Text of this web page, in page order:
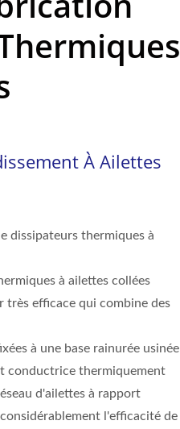
À Ailettes
dissipateurs thermiques à
à ailettes collées
très efficace qui combine des
à une base rainurée usinée
conductrice thermiquement
d'ailettes à rapport
l'efficacité de